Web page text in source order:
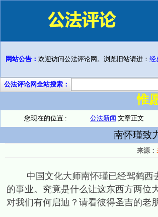
网站公告： 欢迎访问公法评论网。浏览旧站请进： 经
公法评论网全站搜索：
惟
您现在的位置 : 公法新闻 文章正文
南怀瑾致
来源：
中国文化大师南怀瑾已经驾鹤西去
的事业。究竟是什么让这东西方两位
对我们有何启迪？请看彼得圣吉的老